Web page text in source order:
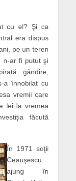
cu el? Şi ca
era dispus
pe un teren
n-ar fi putut şi
gândire,
a înnobilat cu
vremii care
lei la vremea
făcută
În 1971 soţii
Ceauşescu
ajung în